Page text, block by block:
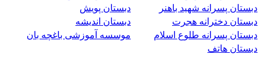
دبستان پسرانه شهید باهنر
دبستان پویش
دبستان دخترانه هجرت
دبستان اندیشه
دبستان پسرانه طلوع اسلام
موسسه آموزشی باغچه بان
دبستان هاتف